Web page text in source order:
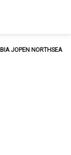
JOPEN NORTHSEA